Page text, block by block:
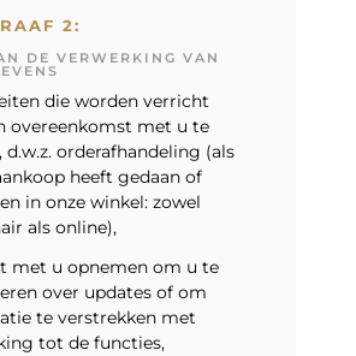
2:
DE VERWERKING VAN
die worden verricht
​​overeenkomst met u te
d.w.z. orderafhandeling (als
heeft gedaan of
in onze winkel: zowel
als online),
met u opnemen om u te
over updates of om
te verstrekken met
tot de functies,